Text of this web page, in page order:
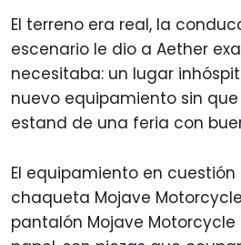
El terreno era real, la
escenario le dio a Aether
necesitaba: un lugar
nuevo equipamiento sin
estand de una feria con
El equipamiento en
chaqueta Mojave
pantalón Mojave Motorcycle